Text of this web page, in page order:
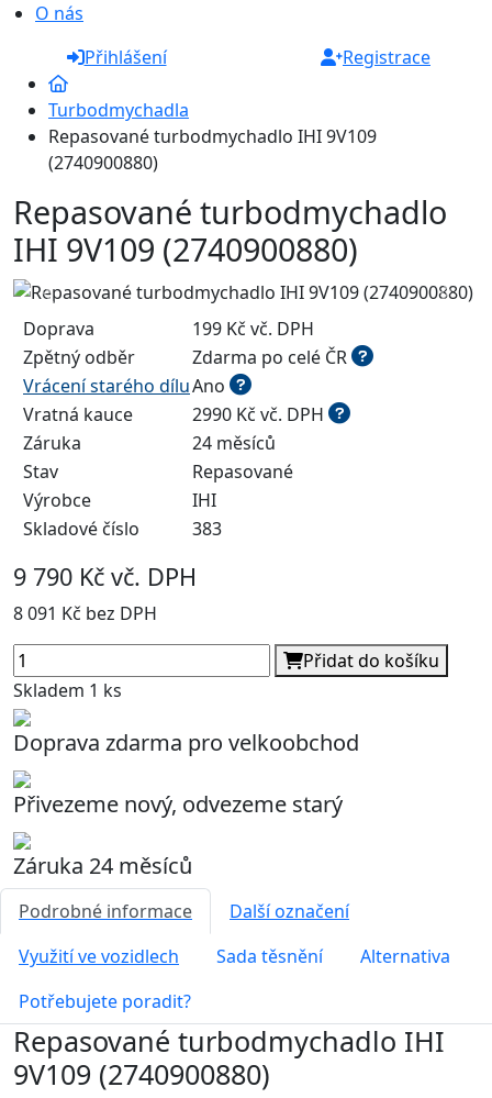
O nás
Přihlášení
Registrace
Turbodmychadla
Repasované turbodmychadlo IHI 9V109
(2740900880)
Repasované turbodmychadlo
IHI 9V109 (2740900880)
Doprava
199 Kč vč. DPH
Zpětný odběr
Zdarma po celé ČR
Vrácení starého díluAno
Vratná kauce
2990 Kč vč. DPH
Záruka
24 měsíců
Stav
Repasované
Výrobce
IHI
Skladové číslo
383
9 790 Kč vč. DPH
8 091 Kč bez DPH
Přidat do košíku
Skladem 1 ks
Doprava zdarma pro velkoobchod
Přivezeme nový, odvezeme starý
Záruka 24 měsíců
Podrobné informace
Další označení
Využití ve vozidlech
Sada těsnění
Alternativa
Potřebujete poradit?
Repasované turbodmychadlo IHI
9V109 (2740900880)